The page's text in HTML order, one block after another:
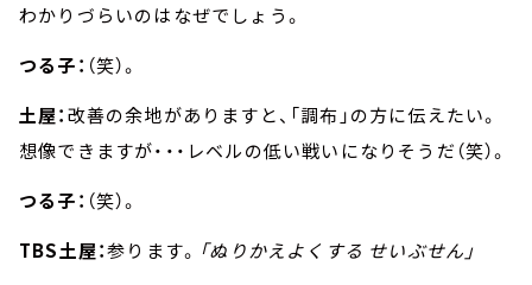
わかりづらいのはなぜでしょう。
つる子： （笑）。
土屋：改善の余地がありますと、「調布」の方に伝えたい。
想像できますが・・・レベルの低い戦いになりそうだ（笑）。
つる子： （笑）。
TBS土屋：参ります。 「ぬりかえよくする せいぶせん」